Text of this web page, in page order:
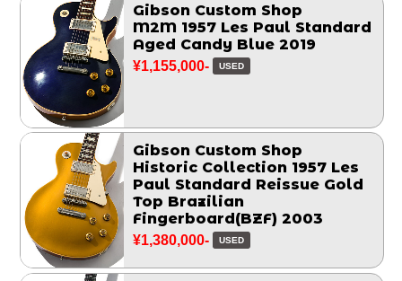
Gibson Custom Shop
M2M 1957 Les Paul Standard
Aged Candy Blue 2019
¥1,155,000- USED
Gibson Custom Shop
Historic Collection 1957 Les
Paul Standard Reissue Gold
Top Brazilian
Fingerboard(BZF) 2003
¥1,380,000- USED